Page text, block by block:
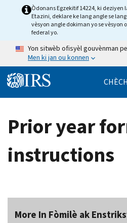
Skip to main content
Òdonans Egzekitif 14224, ki deziyen
Etazini, deklare ke lang angle se
vèsyon angle dokiman yo se vèsyon
federal yo.
Yon sitwèb ofisyèl gouvènman
Men ki jan ou konnen
Prior year
instructions
More In Fòmilè ak